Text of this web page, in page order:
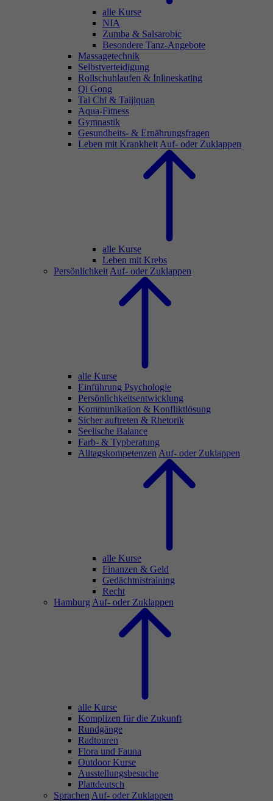
alle Kurse
NIA
Zumba & Salsarobic
Besondere Tanz-Angebote
Massagetechnik
Selbstverteidigung
Rollschuhlaufen & Inlineskating
Qi Gong
Tai Chi & Taijiquan
Aqua-Fitness
Gymnastik
Gesundheits- & Ernährungsfragen
Leben mit Krankheit Auf- oder Zuklappen
alle Kurse
Leben mit Krebs
Persönlichkeit Auf- oder Zuklappen
alle Kurse
Einführung Psychologie
Persönlichkeitsentwicklung
Kommunikation & Konfliktlösung
Sicher auftreten & Rhetorik
Seelische Balance
Farb- & Typberatung
Alltagskompetenzen Auf- oder Zuklappen
alle Kurse
Finanzen & Geld
Gedächtnistraining
Recht
Hamburg Auf- oder Zuklappen
alle Kurse
Komplizen für die Zukunft
Rundgänge
Radtouren
Flora und Fauna
Outdoor Kurse
Ausstellungsbesuche
Plattdeutsch
Sprachen Auf- oder Zuklappen